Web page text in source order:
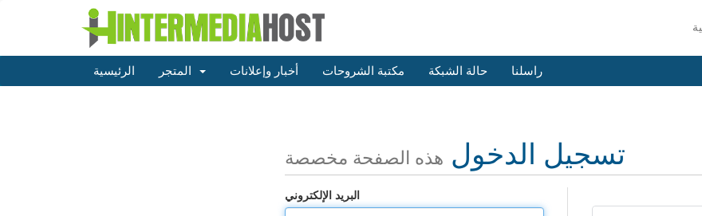
الرئيسية أخبار وإعلانات مكتبة الشروحات حالة الشبكة راسلنا
تسجيل الدخول هذه الصفحة مخصصة
البريد الإلكتروني